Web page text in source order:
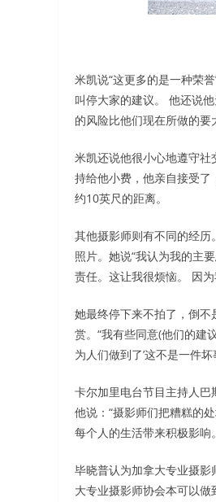
米凯说“这更多的是一种荣
叫停大家的建议。 他还说
的风险比他们现在所做的要
米凯还说他很小心地遵守
持给他小费，他亲自接受了
约10英尺的距离。
其他摄影师则有不同的经历
照片。她说“我认为我的主
责任。这让我很烦恼。 因
她最终停下来不拍了，倒
赏。“我有些同意(他们的建
为人们做到了’这不是一件
卡尔加里电台节目主持人巴
他说：“摄影师们把糟糕的
每个人的生活带来积极影响
毕晓普认为加拿大专业摄
大专业摄影师协会本可以